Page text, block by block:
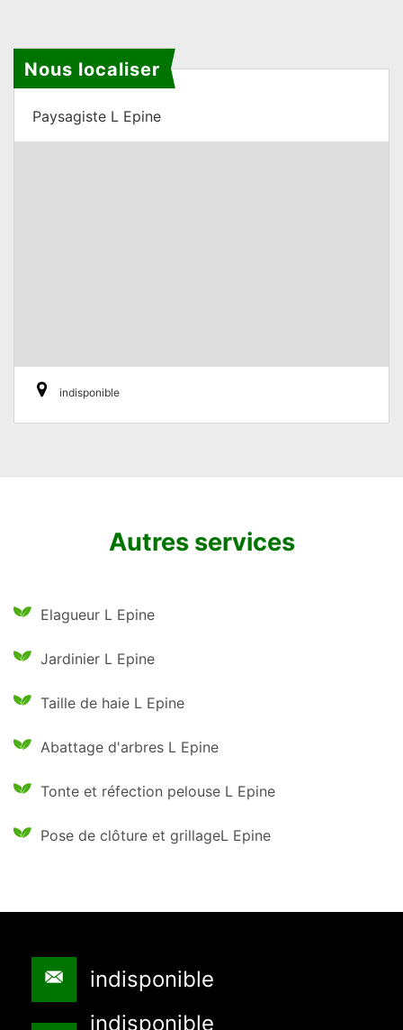
Nous localiser
Paysagiste L Epine
indisponible
Autres services
Elagueur L Epine
Jardinier L Epine
Taille de haie L Epine
Abattage d'arbres L Epine
Tonte et réfection pelouse L Epine
Pose de clôture et grillageL Epine
indisponible
indisponible